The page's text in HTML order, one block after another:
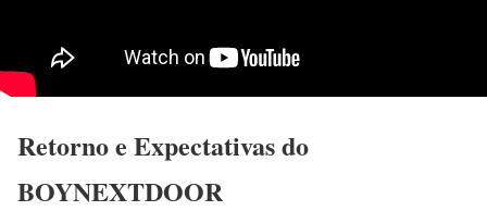
Retorno e Expectativas do
BOYNEXTDOOR